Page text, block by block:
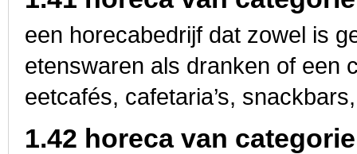
een horecabedrijf dat zowel is
etenswaren als dranken of een
eetcafés, cafetaria’s,
1.42 horeca van